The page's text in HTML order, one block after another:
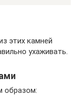
этих камней
ухаживать.
образом: